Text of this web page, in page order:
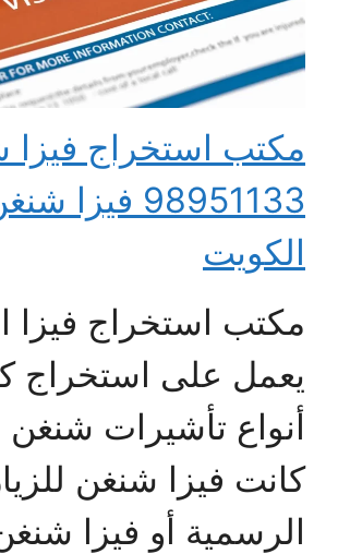
مكتب استخراج فيزا
98951133 فيزا
الكويت
مكتب استخراج فيزا
يعمل على استخراج
أنواع تأشيرات
كانت فيزا شنغن
الرسمية أو فيزا